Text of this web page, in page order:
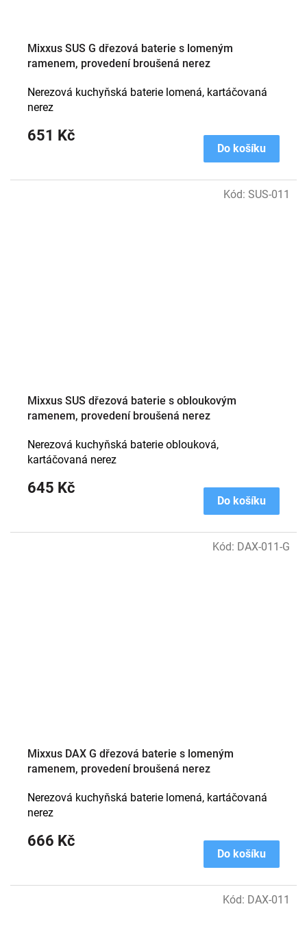
Mixxus SUS G dřezová baterie s lomeným
ramenem, provedení broušená nerez
651 Kč
Do košíku
Nerezová kuchyňská baterie lomená, kartáčovaná
nerez
Mixxus SUS dřezová baterie s obloukovým
ramenem, provedení broušená nerez
645 Kč
Do košíku
Nerezová kuchyňská baterie oblouková,
kartáčovaná nerez
Kód: SUS-011
Mixxus DAX G dřezová baterie s lomeným
ramenem, provedení broušená nerez
666 Kč
Do košíku
Nerezová kuchyňská baterie lomená, kartáčovaná
nerez
Kód: DAX-011-G
Kód: DAX-011